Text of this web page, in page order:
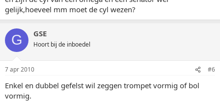
gelijk,hoeveel mm moet de cyl wezen?
G GSE
Hoort bij de inboedel
7 apr 2010 #6
Enkel en dubbel gefelst wil zeggen trompet vormig of bol
vormig.